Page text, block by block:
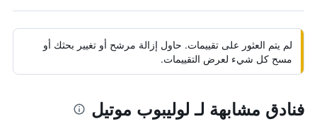
لم يتم العثور على تقييمات. حاول إزالة مرشح أو تغيير بحثك أو
مسح كل شيء لعرض التقييمات.
فنادق مشابهة لـ لوليبوب موتيل